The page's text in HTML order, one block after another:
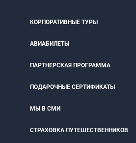
КОРПОРАТИВНЫЕ ТУРЫ
АВИАБИЛЕТЫ
ПАРТНЕРСКАЯ ПРОГРАММА
ПОДАРОЧНЫЕ СЕРТИФИКАТЫ
МЫ В СМИ
СТРАХОВКА ПУТЕШЕСТВЕННИКОВ